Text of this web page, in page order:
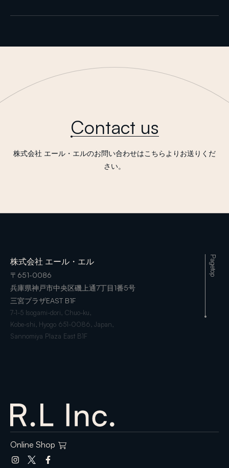
Contact us
株式会社 エール・エルのお問い合わせはこちらよりお送りくだ
さい。
株式会社 エール・エル
〒651-0086
兵庫県神戸市中央区磯上通7丁目1番5号
三宮プラザEAST B1F
7-1-5 Isogami-dori, Chuo-ku,
Kobe-shi, Hyogo 651-0086, Japan,
Sannomiya Plaza East B1F
Online Shop
Pagetop